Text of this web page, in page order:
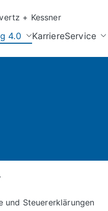
Evertz + Kessner
Steuerberater Langenfeld
4.0 KarriereService
und Steuererklärungen